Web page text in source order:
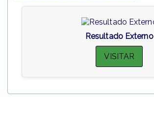
Resultado Externo
VISITAR